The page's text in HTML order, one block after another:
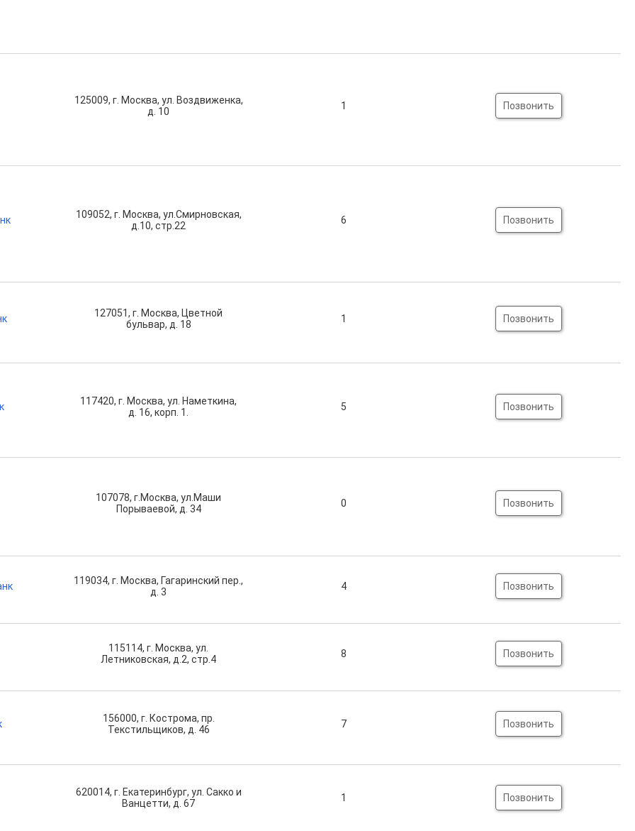
125009, г. Москва, ул. Воздвиженка,
д. 10
1 Позвонить
109052, г. Москва, ул.Смирновская,
д.10, стр.22
6 Позвонить
127051, г. Москва, Цветной
бульвар, д. 18
1 Позвонить
117420, г. Москва, ул. Наметкина,
д. 16, корп. 1.
5 Позвонить
107078, г.Москва, ул.Маши
Порываевой, д. 34
0 Позвонить
119034, г. Москва, Гагаринский пер.,
д. 3
4 Позвонить
115114, г. Москва, ул.
Летниковская, д.2, стр.4
8 Позвонить
156000, г. Кострома, пр.
Текстильщиков, д. 46
7 Позвонить
620014, г. Екатеринбург, ул. Сакко и
Ванцетти, д. 67
1 Позвонить